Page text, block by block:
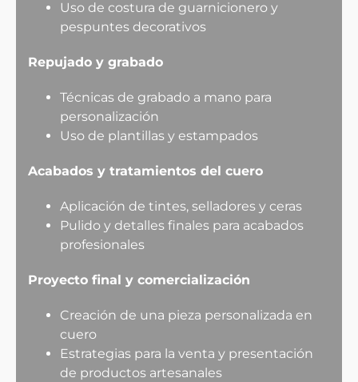
Uso de costura de guarnicionero y
pespuntes decorativos
Repujado y grabado
Técnicas de grabado a mano para
personalización
Uso de plantillas y estampados
Acabados y tratamientos del cuero
Aplicación de tintes, selladores y ceras
Pulido y detalles finales para acabados
profesionales
Proyecto final y comercialización
Creación de una pieza personalizada en
cuero
Estrategias para la venta y presentación
de productos artesanales